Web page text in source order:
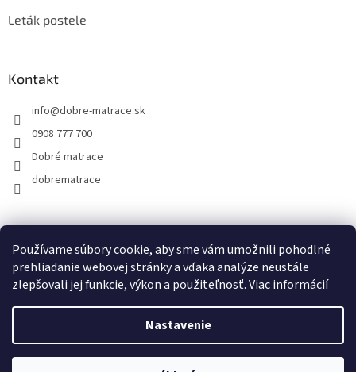
Používame súbory cookie, aby sme vám umožnili pohodlné
prehliadanie webovej stránky a vďaka analýze neustále
zlepšovali jej funkcie, výkon a použiteľnosť.Viac informácií
Nastavenie
Leták postele
Kontakt
info@dobre-matrace.sk
0908 777 700
Dobré matrace
dobrematrace
Facebook
Copyright 2026dobre-matrace.sk. Všetky práva vyhradené.